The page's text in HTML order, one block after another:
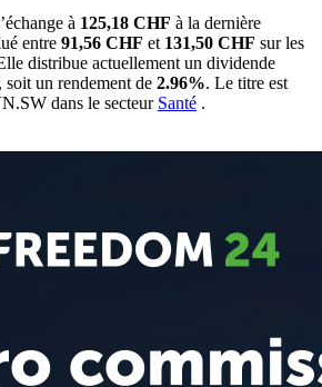
à 125,18 CHF à la dernière
entre 91,56 CHF et 131,50 CHF sur les
distribue actuellement un dividende
, soit un rendement de 2.96%. Le titre est
dans le secteur Santé .